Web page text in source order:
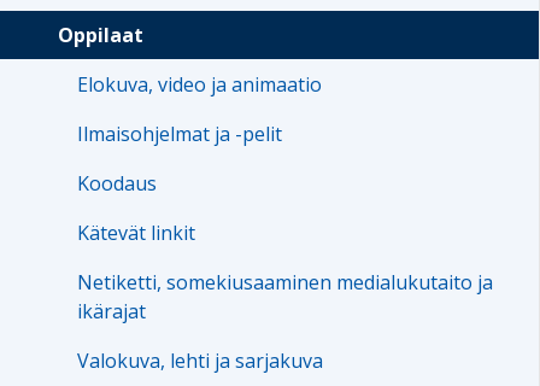
Oppilaat
Elokuva, video ja animaatio
Ilmaisohjelmat ja -pelit
Koodaus
Kätevät linkit
Netiketti, somekiusaaminen medialukutaito ja
ikärajat
Valokuva, lehti ja sarjakuva